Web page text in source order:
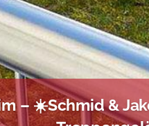
– ☀️Schmid &